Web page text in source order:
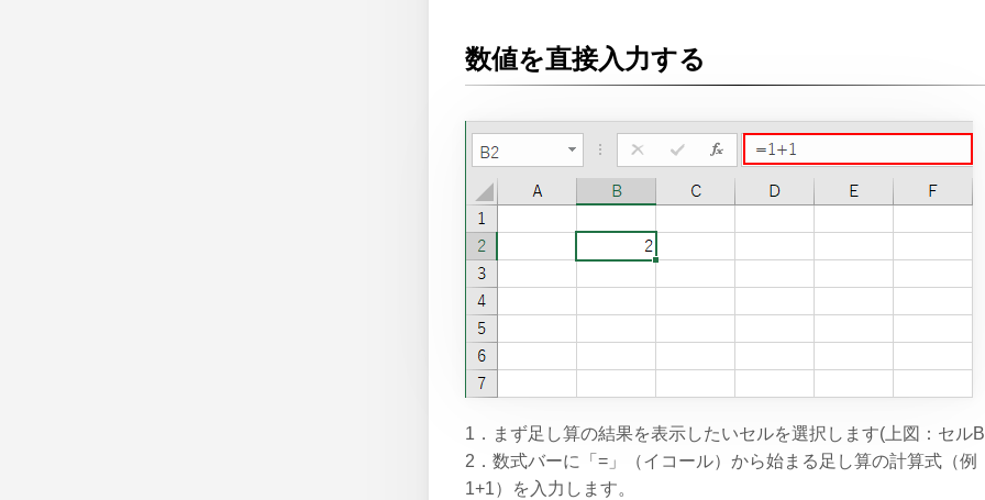
数値を直接入力する
1．まず足し算の結果を表示したいセルを選択します(上図：セル
2．数式バーに「=」（イコール）から始まる足し算の計算式（例
1+1）を入力します。